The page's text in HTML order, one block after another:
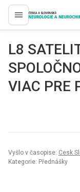
proLékaře.cz
L8
VIAC PRE
Vyšlo v časopise: Cesk
Kategorie: Přednášky